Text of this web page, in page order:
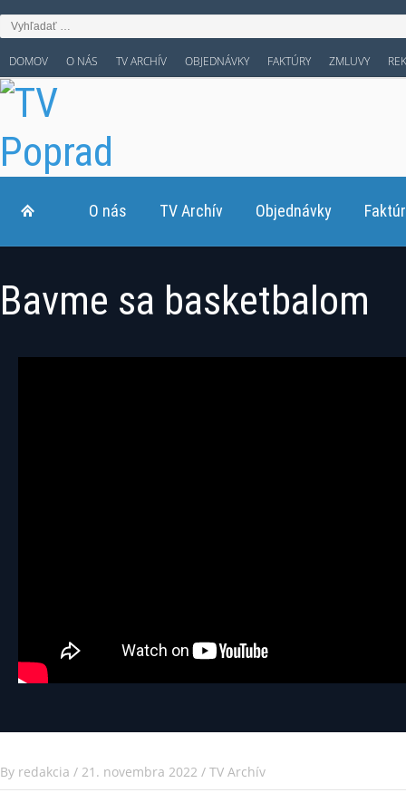
DOMOV O NÁS TV ARCHÍV OBJEDNÁVKY FAKTÚRY ZMLUVY
O nás TV Archív Objednávky
Bavme sa basketbalom
By redakcia / 21. novembra 2022 / TV Archív